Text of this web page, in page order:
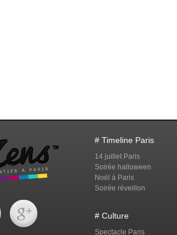
# Timeline Paris
14 juillet Paris
Soirée halloween
Noël à Paris
Soirée réveillon
# Culture
Spectacle Paris